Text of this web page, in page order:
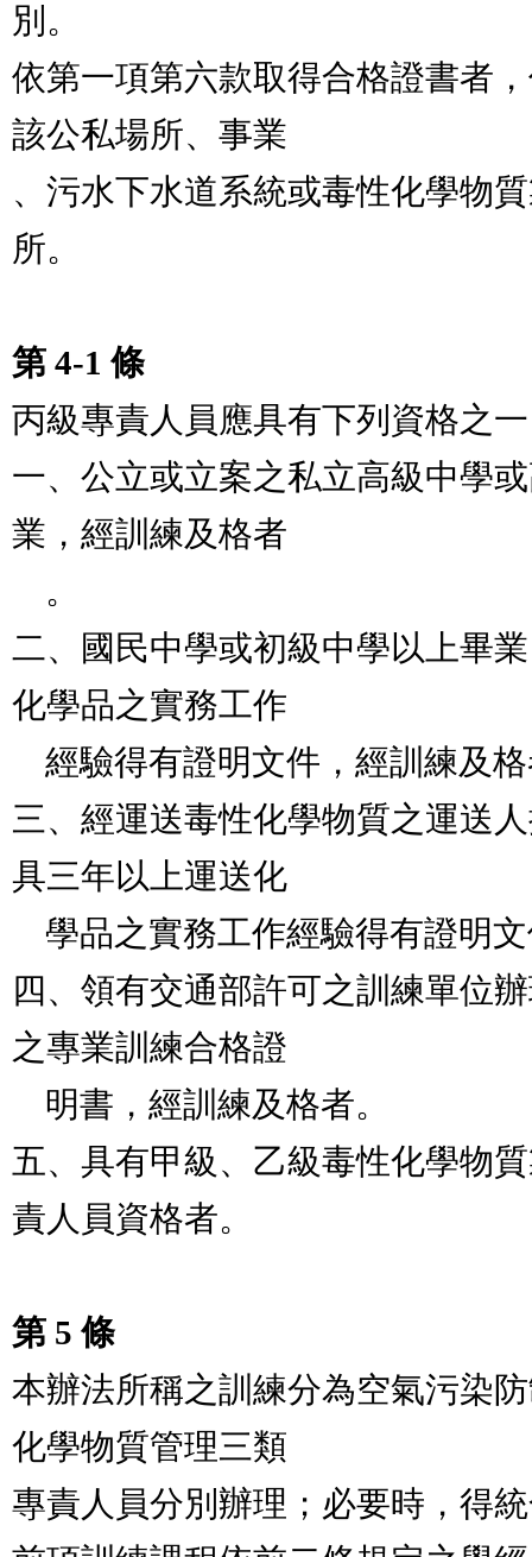
別。
依第一項第六款取得合格證書者
該公私場所、事業
、污水下水道系統或毒性化學物
所。
第 4-1 條
丙級專責人員應具有下列資格之
一、公立或立案之私立高級中學
業，經訓練及格者
二、國民中學或初級中學以上畢
化學品之實務工作
三、經運送毒性化學物質之運送
具三年以上運送化
四、領有交通部許可之訓練單位
之專業訓練合格證
五、具有甲級、乙級毒性化學物
責人員資格者。
第 5 條
本辦法所稱之訓練分為空氣污染
化學物質管理三類
專責人員分別辦理；必要時，得